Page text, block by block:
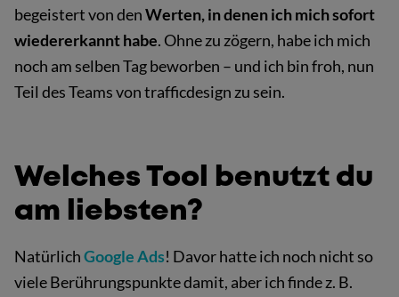
begeistert von denWerten, in denen ich mich sofort
wiedererkannt habe. Ohne zu zögern, habe ich mich
noch am selben Tag beworben – und ich bin froh, nun
Teil des Teams von trafficdesign zu sein.
Welches Tool benutzt du
am liebsten?
NatürlichGoogle Ads! Davor hatte ich noch nicht so
viele Berührungspunkte damit, aber ich finde z. B.